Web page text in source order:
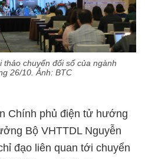
thảo chuyển đối số của ngành
26/10. Ảnh: BTC
Chính phủ điện tử hướng
Bộ VHTTDL Nguyễn
đạo liên quan tới chuyển